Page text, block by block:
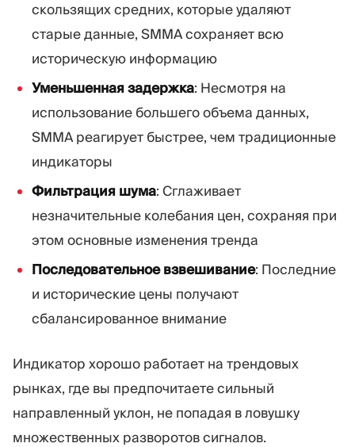
скользящих средних, которые удаляют
старые данные, SMMA сохраняет всю
историческую информацию
Уменьшенная задержка: Несмотря на
использование большего объема данных,
SMMA реагирует быстрее, чем традиционные
индикаторы
Фильтрация шума: Сглаживает
незначительные колебания цен, сохраняя при
этом основные изменения тренда
Последовательное взвешивание: Последние
и исторические цены получают
сбалансированное внимание
Индикатор хорошо работает на трендовых
рынках, где вы предпочитаете сильный
направленный уклон, не попадая в ловушку
множественных разворотов сигналов.